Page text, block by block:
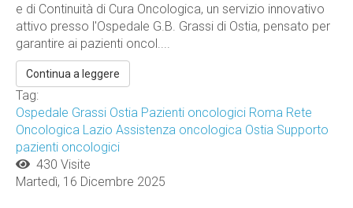
e di Continuità di Cura Oncologica, un servizio innovativo
attivo presso l'Ospedale G.B. Grassi di Ostia, pensato per
garantire ai pazienti oncol....
Continua a leggere
Tag:
Ospedale Grassi Ostia Pazienti oncologici Roma Rete
Oncologica Lazio Assistenza oncologica Ostia Supporto
pazienti oncologici
430 Visite
Martedì, 16 Dicembre 2025